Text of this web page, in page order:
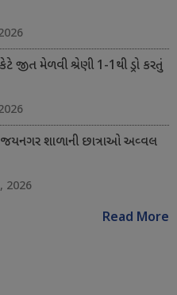
જીત મેળવી શ્રેણી 1-1થી ડ્રો કરતું
જયનગર શાળાની છાત્રાઓ અવ્વલ
2026
Read More